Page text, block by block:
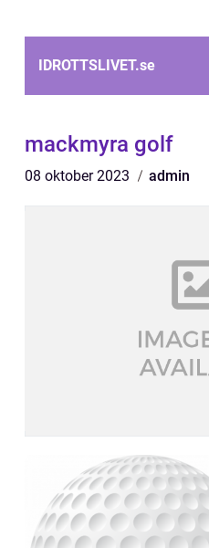
IDROTTSLIVET.se
mackmyra golf
08 oktober 2023 admin